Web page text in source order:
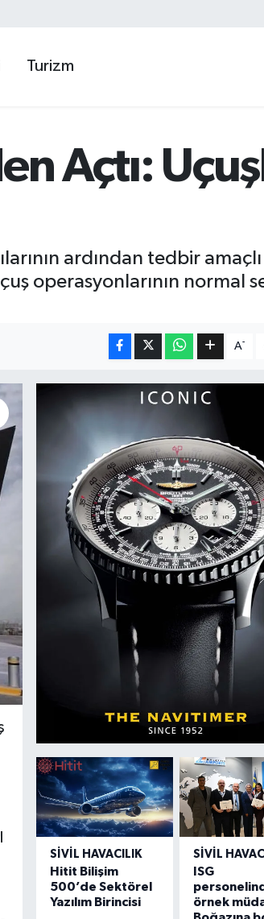
Turizm
Açtı:
ardından tedbir amaçlı
operasyonlarının normal
A-
SIVIL HAVACILIK
Hitit Bilişim
500’de Sektörel
Yazılım Birincisi
SIVIL
ISG
örnek